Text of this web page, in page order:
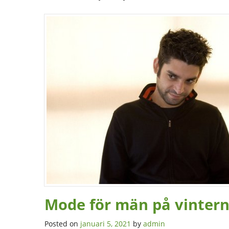
Mode för män på vintern
Posted on januari 5, 2021 by admin